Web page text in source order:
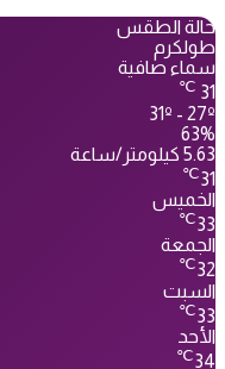
حالة الطقس
طولكرم
سماء صافية
31
℃
31º - 27º
63%
5.63 كيلومتر/ساعة
31
℃
الخميس
33
℃
الجمعة
32
℃
السبت
33
℃
الأحد
34
℃